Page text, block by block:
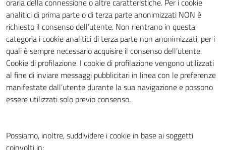
oraria della connessione o altre caratteristiche. Per i cookie
analitici di prima parte o di terza parte anonimizzati NON è
richiesto il consenso dell’utente. Non rientrano in questa
categoria i cookie analitici di terza parte non anonimizzati, per i
quali è sempre necessario acquisire il consenso dell’utente.
Cookie di profilazione. I cookie di profilazione vengono utilizzati
al fine di inviare messaggi pubblicitari in linea con le preferenze
manifestate dall’utente durante la sua navigazione e possono
essere utilizzati solo previo consenso.
Possiamo, inoltre, suddividere i cookie in base ai soggetti
coinvolti in: